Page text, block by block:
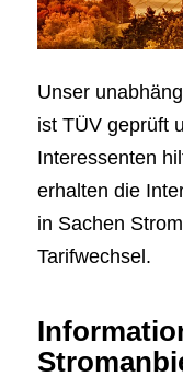
Unser
ist TÜV geprüft
Interessenten
erhalten die
in Sachen
Tarifwechsel.